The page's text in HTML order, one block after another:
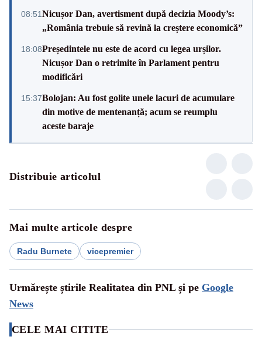
08:51Nicușor Dan, avertisment după decizia Moody’s:
„România trebuie să revină la creștere economică”
18:08Președintele nu este de acord cu legea urșilor.
Nicușor Dan o retrimite în Parlament pentru
modificări
15:37Bolojan: Au fost golite unele lacuri de acumulare
din motive de mentenanță; acum se reumplu
aceste baraje
Distribuie articolul
Mai multe articole despre
Radu Burnete vicepremier
Urmărește știrile Realitatea din PNL și pe Google
News
CELE MAI CITITE